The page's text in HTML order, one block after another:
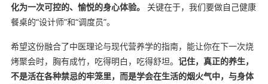
化为一次可控的、愉悦的身心体验。
关键在于，我们要做自己健康
餐桌的“设计师”和“调度员”。
希望这份融合了中医理论与现代营养学的指南，能让你在下一次烧
烤聚会时，胸有成竹，吃得明白，吃得舒坦。 记住，真正的养生，
不是活在各种禁忌的牢笼里，而是学会在生活的烟火气中，与身体